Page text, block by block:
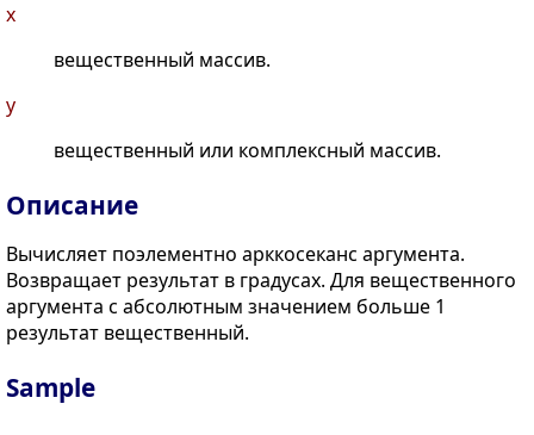
x
вещественный массив.
y
вещественный или комплексный массив.
Описание
Вычисляет поэлементно арккосеканс аргумента.
Возвращает результат в градусах. Для вещественного
аргумента с абсолютным значением больше 1
результат вещественный.
Sample